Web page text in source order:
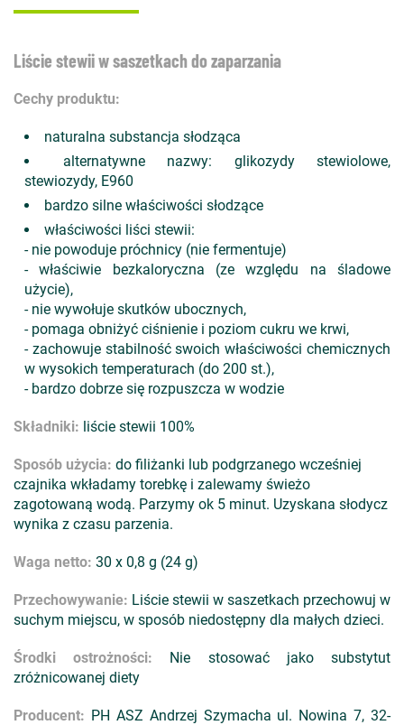
Liście stewii w saszetkach do zaparzania
Cechy produktu:
naturalna substancja słodząca
alternatywne nazwy: glikozydy stewiolowe,
stewiozydy, E960
bardzo silne właściwości słodzące
właściwości liści stewii:
- nie powoduje próchnicy (nie fermentuje)
- właściwie bezkaloryczna (ze względu na śladowe
użycie),
- nie wywołuje skutków ubocznych,
- pomaga obniżyć ciśnienie i poziom cukru we krwi,
- zachowuje stabilność swoich właściwości chemicznych
w wysokich temperaturach (do 200 st.),
- bardzo dobrze się rozpuszcza w wodzie
Składniki: liście stewii 100%
Sposób użycia: do filiżanki lub podgrzanego wcześniej
czajnika wkładamy torebkę i zalewamy świeżo
zagotowaną wodą. Parzymy ok 5 minut. Uzyskana słodycz
wynika z czasu parzenia.
Waga netto: 30 x 0,8 g (24 g)
Przechowywanie: Liście stewii w saszetkach przechowuj w
suchym miejscu, w sposób niedostępny dla małych dzieci.
Środki ostrożności: Nie stosować jako substytut
zróżnicowanej diety
Producent: PH ASZ Andrzej Szymacha ul. Nowina 7, 32-